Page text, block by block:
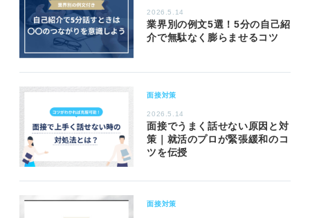
2026.5.14
業界別の例文5選！5分の自己紹
介で無駄なく膨らませるコツ
面接対策
2026.5.14
面接でうまく話せない原因と対
策｜就活のプロが緊張緩和のコ
ツを伝授
面接対策